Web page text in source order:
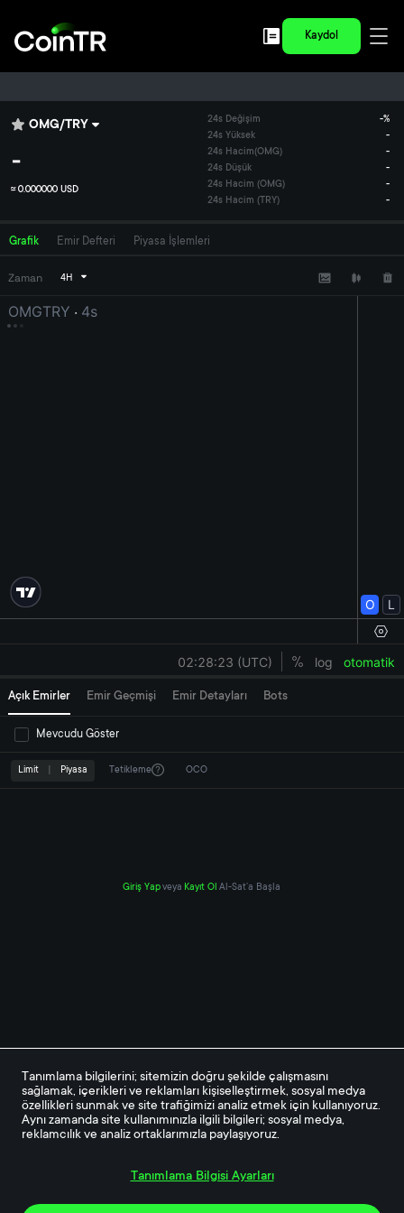
Kaydol
OMG/TRY
-
≈0.000000 USD
24s Değişim -%
24s Yüksek
-
24s Hacim(OMG)
-
24s Düşük
-
24s Hacim (OMG)
-
24s Hacim (TRY)
-
Grafik Emir Defteri Piyasa İşlemleri
Zaman 4H
Açık Emirler Emir Geçmişi Emir Detayları Bots
Mevcudu Göster
Limit Piyasa Tetikleme OCO
Giriş Yap veya Kayıt Ol Al-Sat’a Başla
Tanımlama bilgilerini; sitemizin doğru şekilde çalışmasını
sağlamak, içerikleri ve reklamları kişiselleştirmek, sosyal medya
özellikleri sunmak ve site trafiğimizi analiz etmek için kullanıyoruz.
Aynı zamanda site kullanımınızla ilgili bilgileri; sosyal medya,
reklamcılık ve analiz ortaklarımızla paylaşıyoruz.
Tanımlama Bilgisi Ayarları